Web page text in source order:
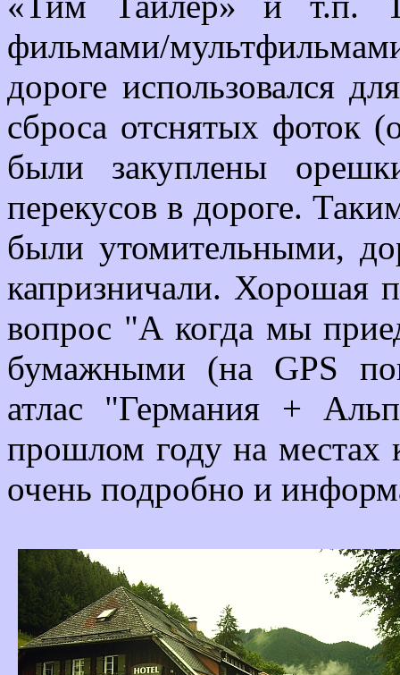
фильмами/
дороге использовался
сброса отснятых фоток
были закуплены
перекусов в дороге.
были утомительными,
капризничали. Хорошая
вопрос "А когда мы
бумажными (на GPS
атлас "Германия +
прошлом году на
очень подробно и